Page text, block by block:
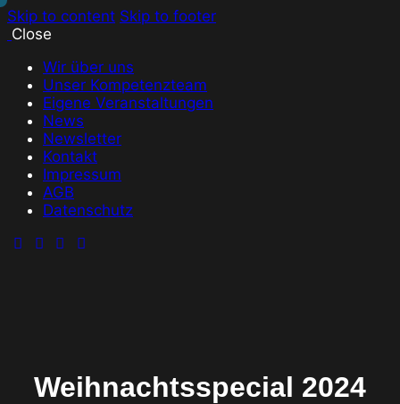
Skip to content Skip to footer
Close
Wir über uns
Unser Kompetenzteam
Eigene Veranstaltungen
News
Newsletter
Kontakt
Impressum
AGB
Datenschutz
Weihnachtsspecial 2024